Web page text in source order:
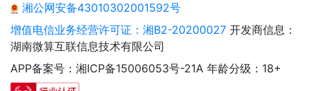
湘公网安备43010302001592号
增值电信业务经营许可证：湘B2-20200027 开发商信息：
湖南微算互联信息技术有限公司
APP备案号：湘ICP备15006053号-21A 年龄分级：18+